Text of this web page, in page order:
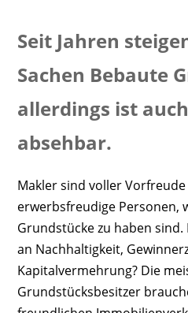
Seit Jahren
Sachen Bebaute
allerdings ist
absehbar.
Makler sind voller Vorfreude
erwerbsfreudige Personen,
Grundstücke zu haben sind.
an Nachhaltigkeit,
Kapitalvermehrung? Die
Grundstücksbesitzer